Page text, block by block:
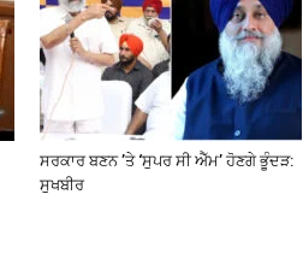
ਸਰਕਾਰ ਬਣਨ ’ਤੇ ‘ਸੁਪਰ ਸੀ ਐੱਮ’ ਹੋਣਗੇ ਭੂੰਦੜ:
ਸੁਖਬੀਰ